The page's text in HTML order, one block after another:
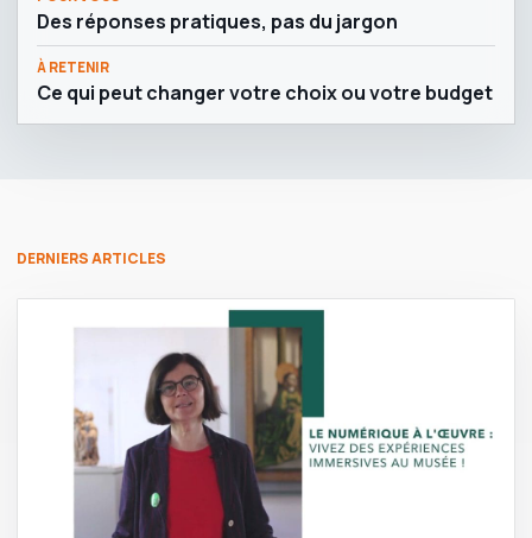
Des réponses pratiques, pas du jargon
À RETENIR
Ce qui peut changer votre choix ou votre budget
DERNIERS ARTICLES